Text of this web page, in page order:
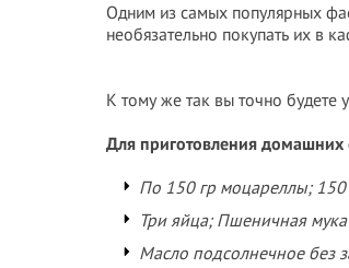
Одним из самых популярных
необязательно покупать их в
К тому же так вы точно будете
Для приготовления
По 150 гр моцареллы; 150
Три яйца; Пшеничная
Масло подсолнечное без